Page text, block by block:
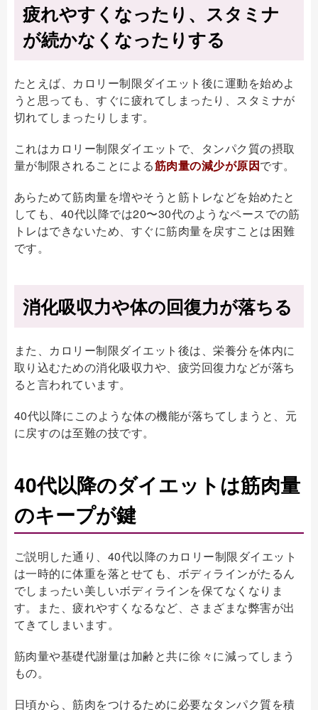
疲れやすくなったり、スタミナ
が続かなくなったりする
たとえば、カロリー制限ダイエット後に運動を始めよ
うと思っても、すぐに疲れてしまったり、スタミナが
切れてしまったりします。
これはカロリー制限ダイエットで、タンパク質の摂取
量が制限されることによる筋肉量の減少が原因です。
あらためて筋肉量を増やそうと筋トレなどを始めたと
しても、40代以降では20〜30代のようなペースでの筋
トレはできないため、すぐに筋肉量を戻すことは困難
です。
消化吸収力や体の回復力が落ちる
また、カロリー制限ダイエット後は、栄養分を体内に
取り込むための消化吸収力や、疲労回復力などが落ち
ると言われています。
40代以降にこのような体の機能が落ちてしまうと、元
に戻すのは至難の技です。
40代以降のダイエットは筋肉量
のキープが鍵
ご説明した通り、40代以降のカロリー制限ダイエット
は一時的に体重を落とせても、ボディラインがたるん
でしまったい美しいボディラインを保てなくなりま
す。また、疲れやすくなるなど、さまざまな弊害が出
てきてしまいます。
筋肉量や基礎代謝量は加齢と共に徐々に減ってしまう
もの。
日頃から、筋肉をつけるために必要なタンパク質を積